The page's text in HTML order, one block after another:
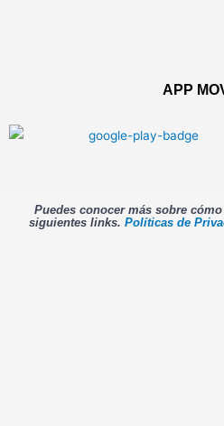
APP
Puedes conocer más sobre
siguientes links. Políticas de